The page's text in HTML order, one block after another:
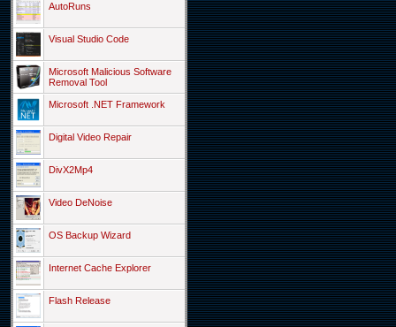
AutoRuns
Visual Studio Code
Microsoft Malicious Software
Removal Tool
Microsoft .NET Framework
Digital Video Repair
DivX2Mp4
Video DeNoise
OS Backup Wizard
Internet Cache Explorer
Flash Release